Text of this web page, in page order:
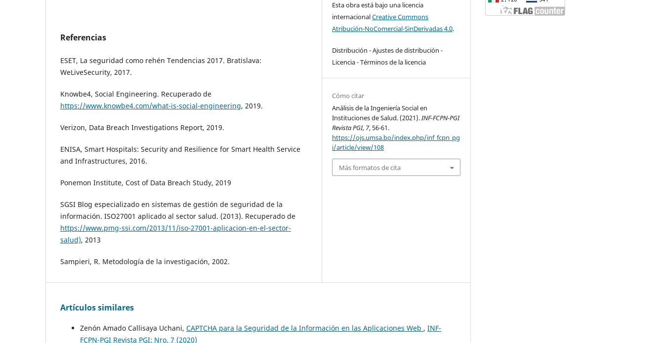
Referencias
ESET, La seguridad como rehén Tendencias 2017. Bratislava:
WeLiveSecurity, 2017.
Knowbe4, Social Engineering. Recuperado de
https://www.knowbe4.com/what-is-social-engineering, 2019.
Verizon, Data Breach Investigations Report, 2019.
ENISA, Smart Hospitals: Security and Resilience for Smart Health Service
and Infrastructures, 2016.
Ponemon Institute, Cost of Data Breach Study, 2019
SGSI Blog especializado en sistemas de gestión de seguridad de la
información. ISO27001 aplicado al sector salud. (2013). Recuperado de
https://www.pmg-ssi.com/2013/11/iso-27001-aplicacion-en-el-sector-
salud), 2013
Sampieri, R. Metodología de la investigación, 2002.
Esta obra está bajo una licencia
internacionalCreative Commons
Atribución-NoComercial-SinDerivadas 4.0.
Distribución - Ajustes de distribución -
Licencia - Términos de la licencia
Cómo citar
Análisis de la Ingeniería Social en
Instituciones de Salud. (2021).INF-FCPN-PGI
Revista PGI, 7, 56-61.
https://ojs.umsa.bo/index.php/inf_fcpn_pg
i/article/view/108
Más formatos de cita
Artículos similares
Zenón Amado Callisaya Uchani, CAPTCHA para la Seguridad de la Información en las Aplicaciones Web , INF-
FCPN-PGI Revista PGI: Nro. 7 (2020)